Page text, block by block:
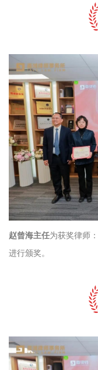
赵曾海主任为获奖律师：
进行颁奖。